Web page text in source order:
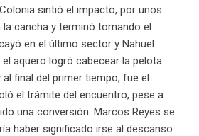
sintió el impacto, por unos
cancha y terminó tomando el
en el último sector y Nahuel
aquero logró cabecear la pelota
al final del primer tiempo, fue el
el trámite del encuentro, pese a
una conversión. Marcos Reyes se
haber significado irse al descanso